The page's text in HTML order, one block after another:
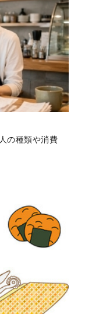
の種類や消費